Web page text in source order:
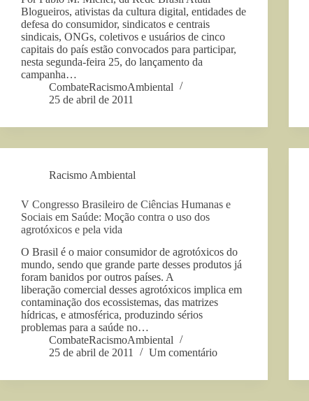
Blogueiros, ativistas da cultura digital, entidades de
defesa do consumidor, sindicatos e centrais
sindicais, ONGs, coletivos e usuários de cinco
capitais do país estão convocados para participar,
nesta segunda-feira 25, do lançamento da
campanha…
CombateRacismoAmbiental
25 de abril de 2011
Racismo Ambiental
V Congresso Brasileiro de Ciências Humanas e
Sociais em Saúde: Moção contra o uso dos
agrotóxicos e pela vida
O Brasil é o maior consumidor de agrotóxicos do
mundo, sendo que grande parte desses produtos já
foram banidos por outros países. A
liberação comercial desses agrotóxicos implica em
contaminação dos ecossistemas, das matrizes
hídricas, e atmosférica, produzindo sérios
problemas para a saúde no…
CombateRacismoAmbiental
25 de abril de 2011
Um comentário